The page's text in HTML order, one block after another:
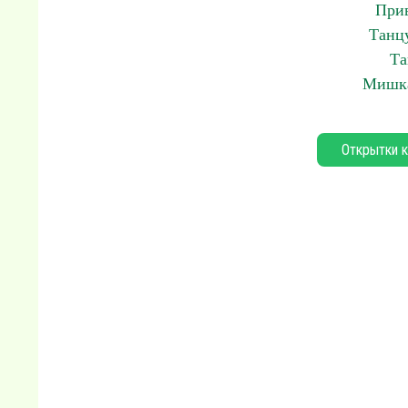
Открытки